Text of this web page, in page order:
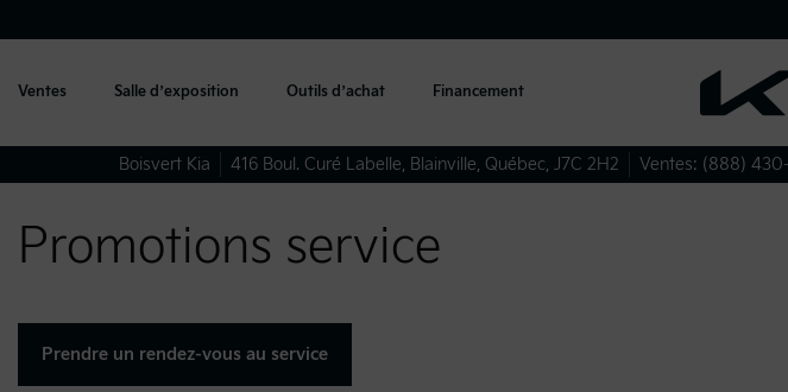
Ventes Salle d’exposition Outils d’achat Financement
Boisvert Kia 416 Boul. Curé Labelle, Blainville, Québec, J7C 2H2 Ventes: (888)
Promotions service
Prendre un rendez-vous au service